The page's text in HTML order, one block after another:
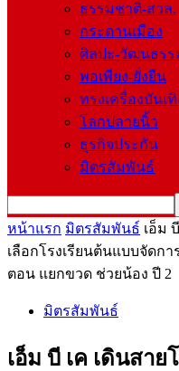
ธรรมชาติ-สวล.
กระดานเมือง
ศิลปะ-วัฒนธรร
พอเพียง-ยั่งยืน
ทรงเครื่องบันเทิ
โลกปลายนิ้ว
ธุรกิจประกัน
มิตรสัมพันธ์
หน้าแรก มิตรสัมพันธ์ เอ็ม
เลือกโรงเรียนต้นแบบจัดก
ตอน แยกขวด ช่วยน้อง ปี 2
มิตรสัมพันธ์
เอ็ม บี เค เดินสา